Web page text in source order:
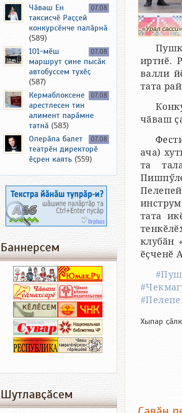
«Урал
иртнӗ.
валли
тата
чӑваш
ача)
та
тата
клубӑн
ӗҫченӗ
Хыпар
07.08
Чӑваш Ен
таксисчӗ Раҫҫей
конкурсӗнче палӑрнӑ
(589)
07.08
101-мӗш
маршрут ҫине пысӑк
автобуссем тухӗҫ
(587)
07.08
Кермаблоксене
арестлесен тин
алимент парӑмне
татнӑ (583)
07.08
Оперӑпа балет
театрӗн директорӗ
ӗҫрен каять (559)
Баннерсем
Шутлавҫӑсем